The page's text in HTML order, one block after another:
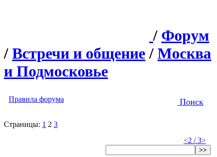
/ Форум
/ Встречи и общение / Москва
и Подмосковье
Правила форума Поиск
Страницы: 1 2 3
<2 / 3>
>>